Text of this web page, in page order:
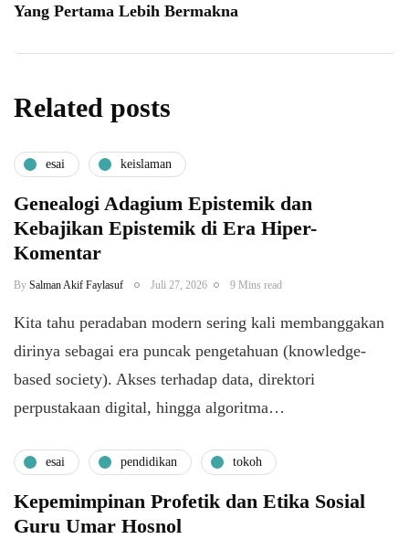
Yang Pertama Lebih Bermakna
Related posts
esai keislaman
Genealogi Adagium Epistemik dan
Kebajikan Epistemik di Era Hiper-
Komentar
By Salman Akif Faylasuf Juli 27, 2026 9 Mins read
Kita tahu peradaban modern sering kali membanggakan
dirinya sebagai era puncak pengetahuan (knowledge-
based society). Akses terhadap data, direktori
perpustakaan digital, hingga algoritma…
esai pendidikan tokoh
Kepemimpinan Profetik dan Etika Sosial
Guru Umar Hosnol